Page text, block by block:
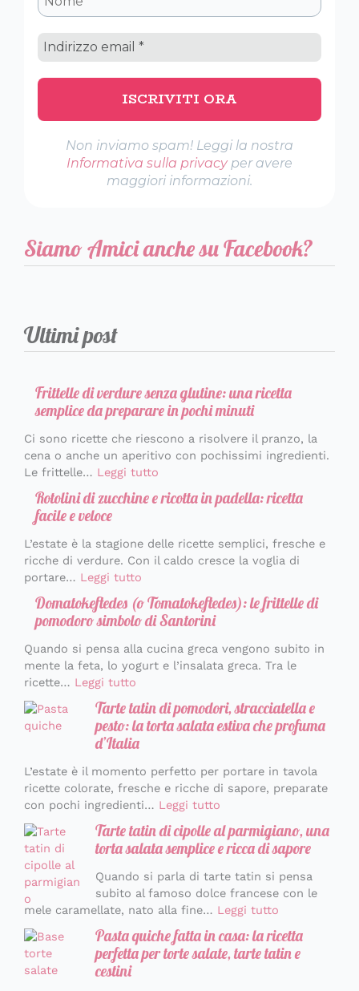
Non inviamo spam! Leggi la nostra
Informativa sulla privacyper avere
maggiori informazioni.
Siamo Amici anche su Facebook?
Ultimi post
Frittelle di verdure senza glutine: una ricetta
semplice da preparare in pochi minuti
Ci sono ricette che riescono a risolvere il pranzo, la
cena o anche un aperitivo con pochissimi ingredienti.
Le frittelle… Leggi tutto
Rotolini di zucchine e ricotta in padella: ricetta
facile e veloce
L’estate è la stagione delle ricette semplici, fresche e
ricche di verdure. Con il caldo cresce la voglia di
portare… Leggi tutto
Domatokeftedes (o Tomatokeftedes): le frittelle di
pomodoro simbolo di Santorini
Quando si pensa alla cucina greca vengono subito in
mente la feta, lo yogurt e l’insalata greca. Tra le
ricette… Leggi tutto
Tarte tatin di pomodori, stracciatella e
pesto: la torta salata estiva che profuma
d’Italia
L’estate è il momento perfetto per portare in tavola
ricette colorate, fresche e ricche di sapore, preparate
con pochi ingredienti… Leggi tutto
Tarte tatin di cipolle al parmigiano, una
torta salata semplice e ricca di sapore
Quando si parla di tarte tatin si pensa
subito al famoso dolce francese con le
mele caramellate, nato alla fine… Leggi tutto
Pasta quiche fatta in casa: la ricetta
perfetta per torte salate, tarte tatin e
cestini